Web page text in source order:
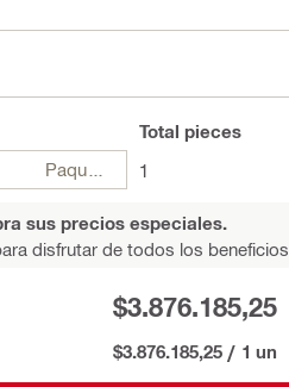
Paquetes
Total pieces
1
sus precios especiales.
disfrutar de todos los beneficios.
$3.876.185,25
$3.876.185,25 / 1 un